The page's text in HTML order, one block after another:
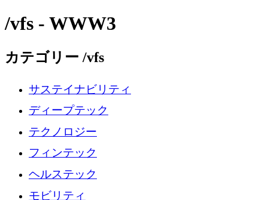
/vfs - WWW3
カテゴリー /vfs
サステイナビリティ
ディープテック
テクノロジー
フィンテック
ヘルステック
モビリティ